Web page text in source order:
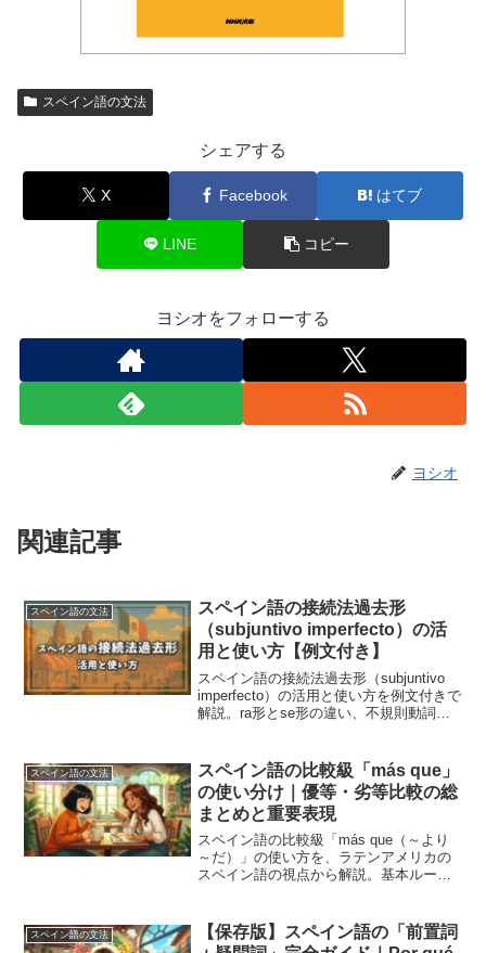
スペイン語の文法
シェアする
X Facebook はてブ
LINE コピー
ヨシオをフォローする
ヨシオ
関連記事
スペイン語の文法
スペイン語の接続法過去形
（subjuntivo imperfecto）の活
用と使い方【例文付き】
スペイン語の接続法過去形（subjuntivo
imperfecto）の活用と使い方を例文付きで
解説。ra形とse形の違い、不規則動詞一
た。
スペイン語の文法
スペイン語の比較級「más que」
の使い分け｜優等・劣等比較の総
まとめと重要表現
スペイン語の比較級「más que（～より
～だ）」の使い方を、ラテンアメリカの
スペイン語の視点から解説。基本ルール
で、豊富な例文とともに分かりやすくま
とめました。
スペイン語の文法
【保存版】スペイン語の「前置詞